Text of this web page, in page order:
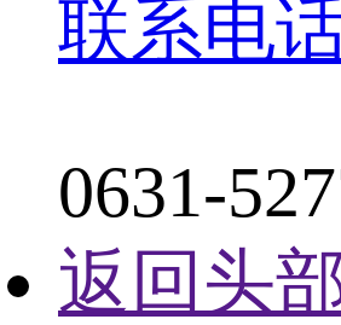
联系电
0631-
返回头